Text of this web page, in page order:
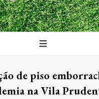
de piso
na Vila